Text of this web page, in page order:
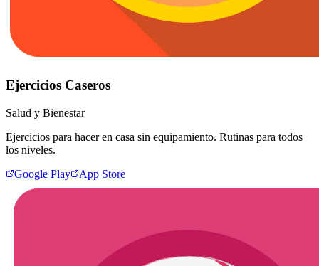
Ejercicios Caseros
Salud y Bienestar
Ejercicios para hacer en casa sin equipamiento. Rutinas para todos
los niveles.
Google Play
App Store